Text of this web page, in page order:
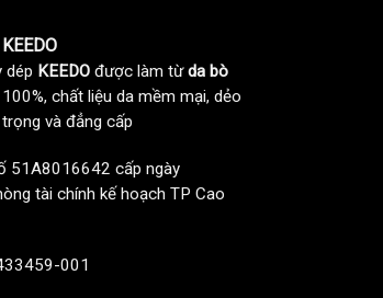
dép KEEDO được làm từda bò
chất liệu da mềm mại, dẻo
và đẳng cấp
51A8016642 cấp ngày
tài chính kế hoạch TP Cao
001